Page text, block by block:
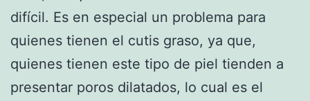
difícil. Es en especial un problema para
quienes tienen el cutis graso, ya que,
quienes tienen este tipo de piel tienden a
presentar poros dilatados, lo cual es el